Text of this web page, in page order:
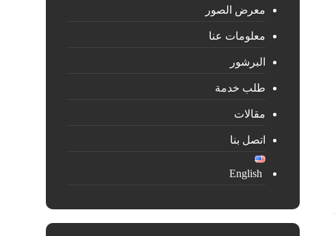
معرض الصور
معلومات عنا
البرشور
طلب خدمة
مقالات
اتصل بنا
English